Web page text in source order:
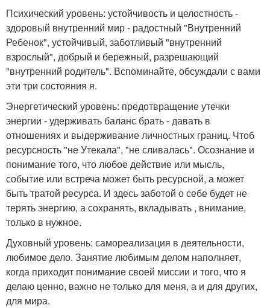
Психический уровень: устойчивость и целостность -
здоровый внутренний мир - радостный "Внутренний
Ребенок", устойчивый, заботливый "внутренний
взрослый", добрый и бережный, разрешающий
"внутренний родитель". Вспоминайте, обсуждали с вами
эти три состояния я.
Энергетический уровень: предотвращение утечки
энергии - удерживать баланс брать - давать в
отношениях и выдерживание личностных границ. Чтоб
ресурсность "не Утекала", "не сливалась". Осознание и
понимание того, что любое действие или мысль,
событие или встреча может быть ресурсной, а может
быть тратой ресурса. И здесь заботой о себе будет не
терять энергию, а сохранять, вкладывать , внимание,
только в нужное.
Духовный уровень: самореализация в деятельности,
любимое дело. Занятие любимым делом наполняет,
когда приходит понимание своей миссии и того, что я
делаю ценно, важно не только для меня, а и для других,
для мира.